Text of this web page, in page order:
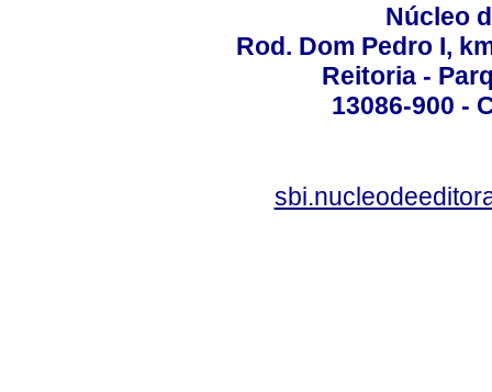
Núcleo
Rod. Dom Pedro I,
Reitoria -
13086-900 -